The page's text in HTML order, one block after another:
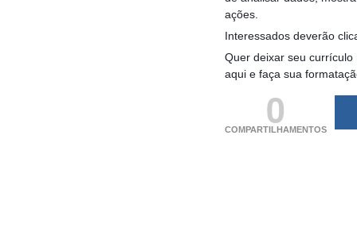
ações.
Interessados deverão
Quer deixar seu
aqui e faça sua
0
COMPARTILHAMENTOS